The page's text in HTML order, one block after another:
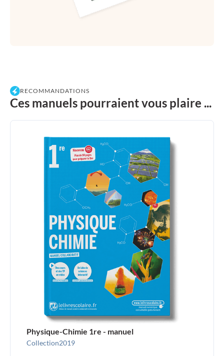
RECOMMANDATIONS
Ces manuels pourraient vous plaire ...
Physique-Chimie 1re - manuel
Collection2019